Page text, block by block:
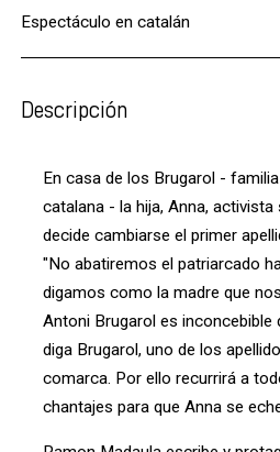
Espectáculo en catalán
Descripción
En casa de los Brugarol -
catalana - la hija, Anna,
decide cambiarse el primer
"No abatiremos el patriarcado
digamos como la madre que
Antoni Brugarol es inconcebible
diga Brugarol, uno de los
comarca. Por ello recurrirá a
chantajes para que Anna se